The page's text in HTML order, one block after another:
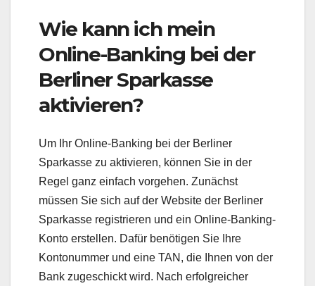
Wie kann ich mein
Online-Banking bei der
Berliner Sparkasse
aktivieren?
Um Ihr Online-Banking bei der Berliner
Sparkasse zu aktivieren, können Sie in der
Regel ganz einfach vorgehen. Zunächst
müssen Sie sich auf der Website der Berliner
Sparkasse registrieren und ein Online-Banking-
Konto erstellen. Dafür benötigen Sie Ihre
Kontonummer und eine TAN, die Ihnen von der
Bank zugeschickt wird. Nach erfolgreicher